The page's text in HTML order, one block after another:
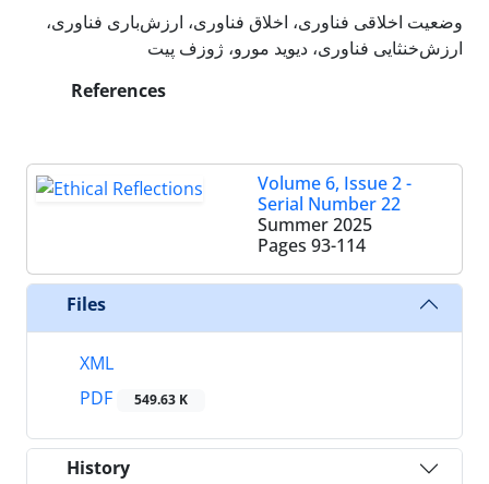
وضعیت اخلاقی فناوری، اخلاق فناوری، ارزش‌باری فناوری،
ارزش‌خنثایی فناوری، دیوید مورو، ژوزف پیت
References
Volume 6, Issue 2 -
Serial Number 22
Summer 2025
Pages 93-114
Files
XML
PDF
549.63 K
History